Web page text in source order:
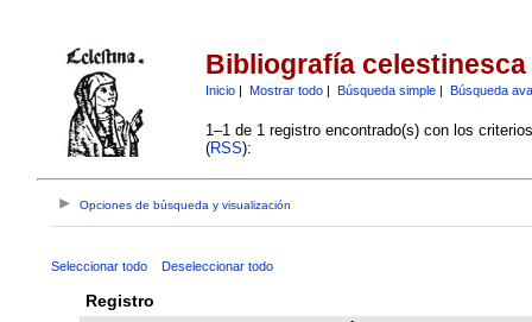
Bibliografía celestinesca
Inicio| Mostrar todo| Búsqueda simple| Búsqueda
1–1 de 1 registro encontrado(s) con los
(RSS):
Opciones de búsqueda y visualización
Seleccionar todo Deseleccionar todo
Registro